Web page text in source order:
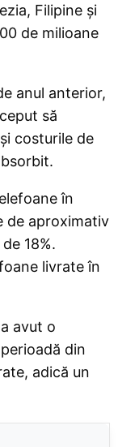
Filipine și
de milioane
anul anterior,
să
costurile de
în
de aproximativ
18%.
livrate în
avut o
din
adică un